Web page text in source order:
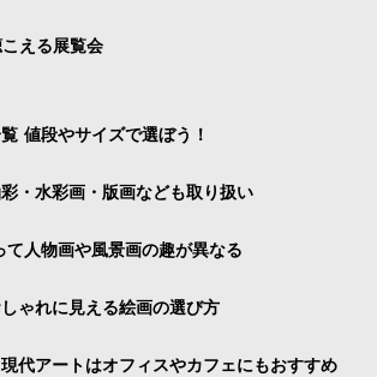
える展覧会
値段やサイズで選ぼう！
・水彩画・版画なども取り扱い
て人物画や風景画の趣が異なる
ゃれに見える絵画の選び方
代アートはオフィスやカフェにもおすすめ